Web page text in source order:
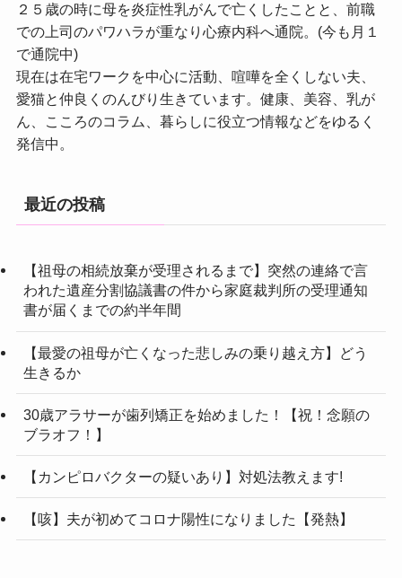
２５歳の時に母を炎症性乳がんで亡くしたことと、前職
での上司のパワハラが重なり心療内科へ通院。(今も月１
で通院中)
現在は在宅ワークを中心に活動、喧嘩を全くしない夫、
愛猫と仲良くのんびり生きています。健康、美容、乳が
ん、こころのコラム、暮らしに役立つ情報などをゆるく
発信中。
最近の投稿
【祖母の相続放棄が受理されるまで】突然の連絡で言
われた遺産分割協議書の件から家庭裁判所の受理通知
書が届くまでの約半年間
【最愛の祖母が亡くなった悲しみの乗り越え方】どう
生きるか
30歳アラサーが歯列矯正を始めました！【祝！念願の
ブラオフ！】
【カンピロバクターの疑いあり】対処法教えます!
【咳】夫が初めてコロナ陽性になりました【発熱】